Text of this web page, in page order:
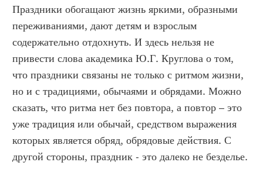
Праздники обогащают жизнь яркими, образными
переживаниями, дают детям и взрослым
содержательно отдохнуть. И здесь нельзя не
привести слова академика Ю.Г. Круглова о том,
что праздники связаны не только с ритмом жизни,
но и с традициями, обычаями и обрядами. Можно
сказать, что ритма нет без повтора, а повтор – это
уже традиция или обычай, средством выражения
которых является обряд, обрядовые действия. С
другой стороны, праздник - это далеко не безделье.